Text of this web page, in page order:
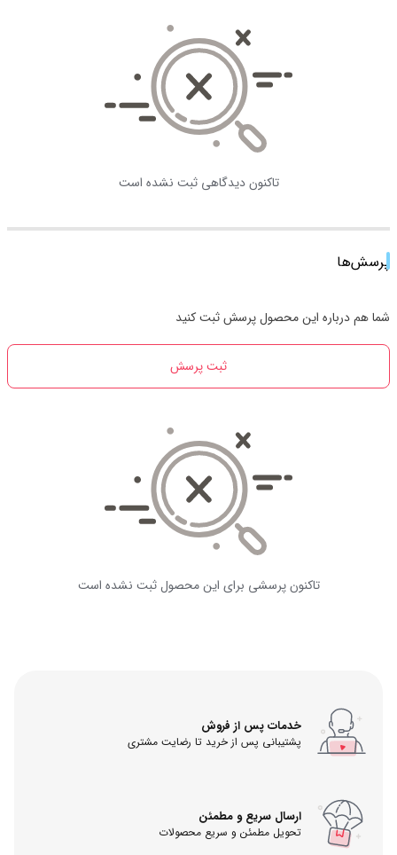
تاکنون دیدگاهی ثبت نشده است
پرسش‌ها
شما هم درباره این محصول پرسش ثبت کنید
ثبت پرسش
تاکنون پرسشی برای این محصول ثبت نشده است
خدمات پس از فروش
پشتیبانی پس از خرید تا رضایت مشتری
ارسال سریع و مطمئن
تحویل مطمئن و سریع محصولات